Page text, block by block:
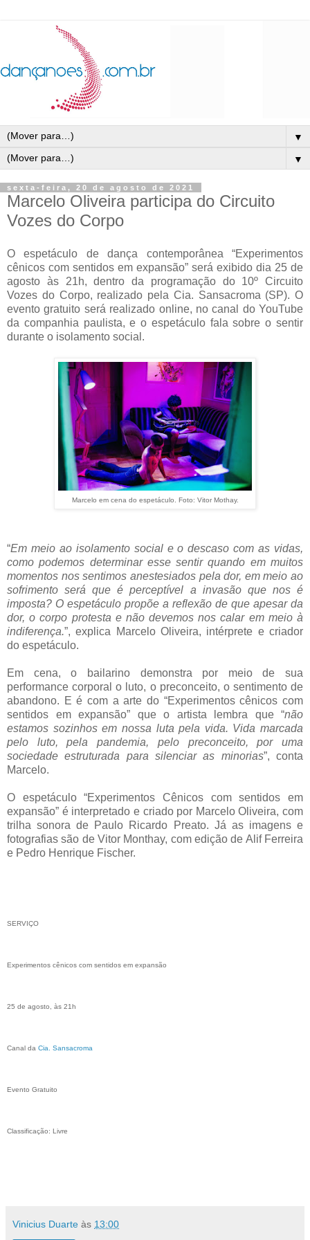
▼
▼
sexta-feira, 20 de agosto de 2021
Marcelo Oliveira participa do Circuito
Vozes do Corpo
O espetáculo de dança contemporânea “Experimentos
cênicos com sentidos em expansão” será exibido dia 25 de
agosto às 21h, dentro da programação do 10º Circuito
Vozes do Corpo, realizado pela Cia. Sansacroma (SP). O
evento gratuito será realizado online, no canal do YouTube
da companhia paulista, e o espetáculo fala sobre o sentir
durante o isolamento social.
Marcelo em cena do espetáculo. Foto: Vitor Mothay.
“Em meio ao isolamento social e o descaso com as vidas,
como podemos determinar esse sentir quando em muitos
momentos nos sentimos anestesiados pela dor, em meio ao
sofrimento será que é perceptível a invasão que nos é
imposta? O espetáculo propõe a reflexão de que apesar da
dor, o corpo protesta e não devemos nos calar em meio à
indiferença.”, explica Marcelo Oliveira, intérprete e criador
do espetáculo.
Em cena, o bailarino demonstra por meio de sua
performance corporal o luto, o preconceito, o sentimento de
abandono. E é com a arte do “Experimentos cênicos com
sentidos em expansão” que o artista lembra que “não
estamos sozinhos em nossa luta pela vida. Vida marcada
pelo luto, pela pandemia, pelo preconceito, por uma
sociedade estruturada para silenciar as minorias”, conta
Marcelo.
O espetáculo “Experimentos Cênicos com sentidos em
expansão” é interpretado e criado por Marcelo Oliveira, com
trilha sonora de Paulo Ricardo Preato. Já as imagens e
fotografias são de Vitor Monthay, com edição de Alif Ferreira
e Pedro Henrique Fischer.
SERVIÇO
Experimentos cênicos com sentidos em expansão
25 de agosto, às 21h
Canal da Cia. Sansacroma
Evento Gratuito
Classificação: Livre
Vinicius Duarte às 13:00